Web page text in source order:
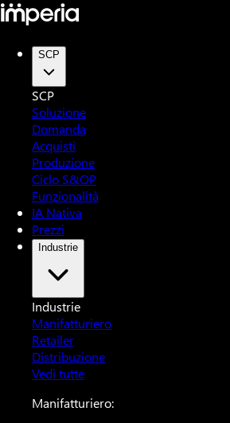
SCP
SCP
Soluzione
Domanda
Acquisti
Produzione
Ciclo S&OP
Funzionalità
IA Nativa
Prezzi
Industrie
Industrie
Manifatturiero
Retailer
Distribuzione
Vedi tutte
Manifatturiero: